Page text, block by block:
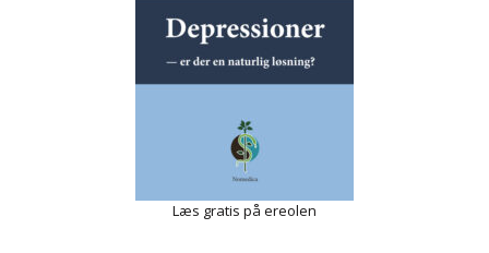
Læs gratis på ereolen